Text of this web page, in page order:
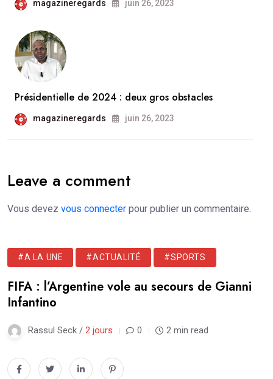
magazineregards juin 26, 2023
Présidentielle de 2024 : deux gros obstacles
magazineregards juin 26, 2023
Leave a comment
Vous devez vous connecter pour publier un commentaire.
#A LA UNE #ACTUALITÉ #SPORTS
FIFA : l’Argentine vole au secours de Gianni
Infantino
Rassul Seck / 2 jours 0 2 min read